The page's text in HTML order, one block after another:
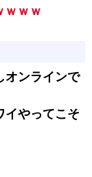
ｗｗｗ
オンラインで
イやってこそ